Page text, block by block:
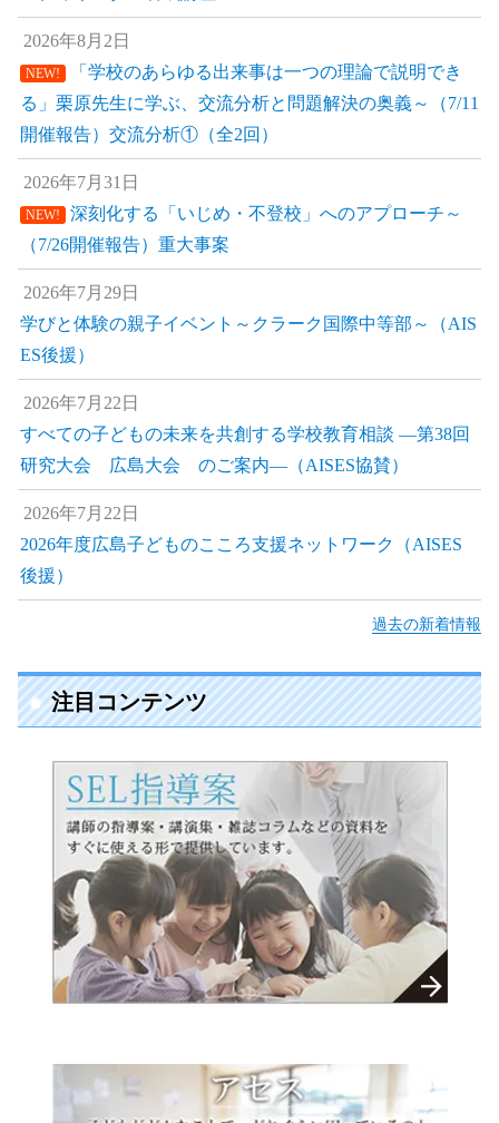
2026年8月2日
NEW!
「学校のあらゆる出来事は一つの理論で説明でき
る」栗原先生に学ぶ、交流分析と問題解決の奥義～（7/11
開催報告）交流分析①（全2回）
2026年7月31日
NEW!
深刻化する「いじめ・不登校」へのアプローチ～
（7/26開催報告）重大事案
2026年7月29日
学びと体験の親子イベント～クラーク国際中等部～（AIS
ES後援）
2026年7月22日
すべての子どもの未来を共創する学校教育相談 ―第38回
研究大会 広島大会 のご案内―（AISES協賛）
2026年7月22日
2026年度広島子どものこころ支援ネットワーク（AISES
後援）
過去の新着情報
注目コンテンツ